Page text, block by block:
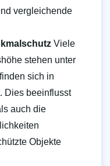
vergleichende
Viele
stehen unter
sich in
Dies beeinflusst
auch die
Objekte